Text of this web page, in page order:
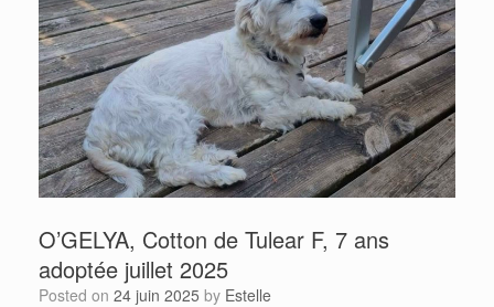
O’GELYA, Cotton de Tulear F, 7 ans
adoptée juillet 2025
Posted on 24 juin 2025 by Estelle